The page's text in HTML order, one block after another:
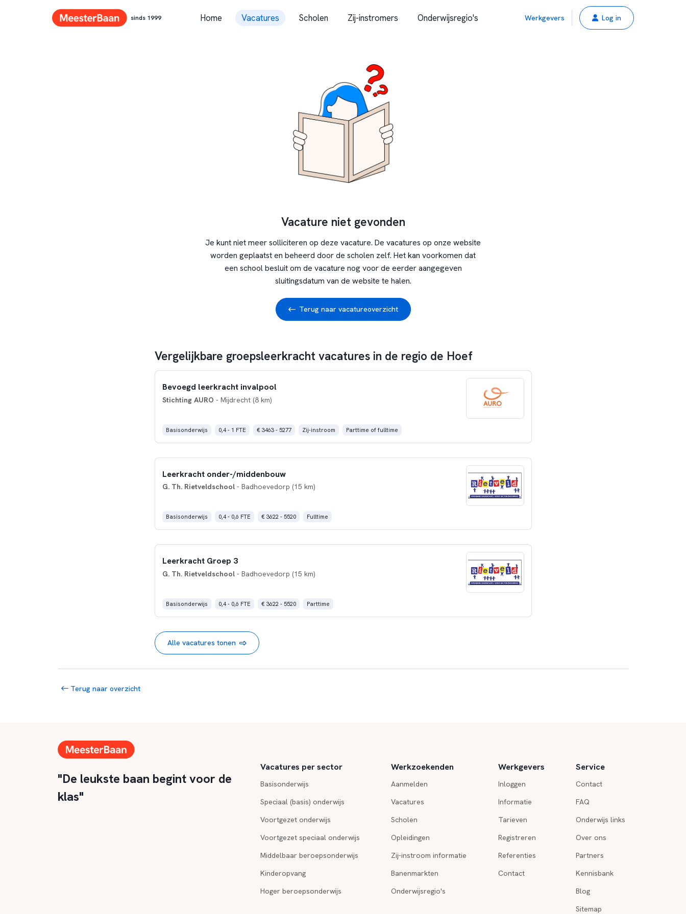
sinds 1999 Home Vacatures Scholen Zij-instromers Onderwijsregio's Werkgevers Log in
Vacature niet gevonden
Je kunt niet meer solliciteren op deze vacature. De vacatures op onze website
worden geplaatst en beheerd door de scholen zelf. Het kan voorkomen dat
een school besluit om de vacature nog voor de eerder aangegeven
sluitingsdatum van de website te halen.
Terug naar vacatureoverzicht
Vergelijkbare groepsleerkracht vacatures in de regio de Hoef
Bevoegd leerkracht invalpool
Stichting AURO - Mijdrecht (8 km)
Basisonderwijs 0,4 - 1 FTE € 3463 - 5277 Zij-instroom Parttime of fulltime
Leerkracht onder-/middenbouw
G. Th. Rietveldschool- Badhoevedorp (15 km)
Basisonderwijs 0,4 - 0,6 FTE € 3622 - 5520 Fulltime
Leerkracht Groep 3
G. Th. Rietveldschool- Badhoevedorp (15 km)
Basisonderwijs 0,4 - 0,6 FTE € 3622 - 5520 Parttime
Alle vacatures tonen
Terug naar overzicht
"De leukste baan begint voor de
klas"
Vacatures per sector
Basisonderwijs
Speciaal (basis) onderwijs
Voortgezet onderwijs
Voortgezet speciaal onderwijs
Middelbaar beroepsonderwijs
Kinderopvang
Hoger beroepsonderwijs
Werkzoekenden
Aanmelden
Vacatures
Scholen
Opleidingen
Zij-instroom informatie
Banenmarkten
Onderwijsregio's
Werkgevers
Inloggen
Informatie
Tarieven
Registreren
Referenties
Contact
Service
Contact
FAQ
Onderwijs links
Over ons
Partners
Kennisbank
Blog
Sitemap